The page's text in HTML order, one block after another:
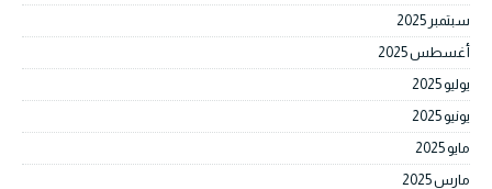
سبتمبر 2025
أغسطس 2025
يوليو 2025
يونيو 2025
مايو 2025
مارس 2025